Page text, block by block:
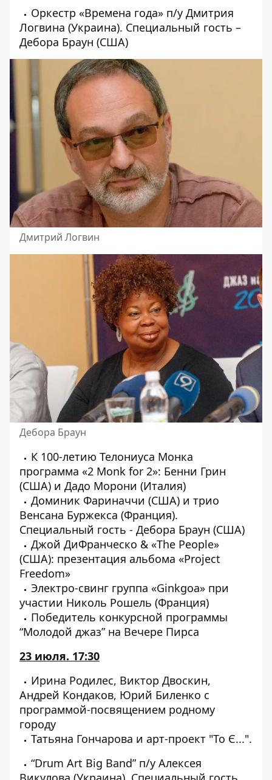
Оркестр «Времена года» п/у Дмитрия
Логвина (Украина). Специальный гость –
Дебора Браун (США)
Дмитрий Логвин
Дебора Браун
К 100-летию Телониуса Монка
программа «2 Monk for 2»: Бенни Грин
(США) и Дадо Морони (Италия)
Доминик Фариначчи (США) и трио
Венсана Буржекса (Франция).
Специальный гость - Дебора Браун (США)
Джой ДиФранческо & «The People»
(США): презентация альбома «Project
Freedom»
Электро-свинг группа «Ginkgoa» при
участии Николь Рошель (Франция)
Победитель конкурсной программы
“Молодой джаз” на Вечере Пирса
23 июля. 17:30
Ирина Родилес, Виктор Двоскин,
Андрей Кондаков, Юрий Биленко с
программой-посвящением родному
городу
Татьяна Гончарова и арт-проект "То Є...".
“Drum Art Big Band” п/у Алексея